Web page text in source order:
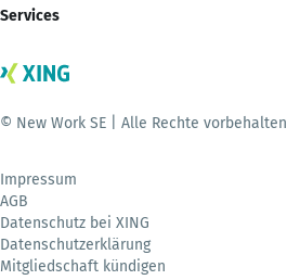
Services
© New Work SE | Alle Rechte vorbehalten
Impressum
AGB
Datenschutz bei XING
Datenschutzerklärung
Mitgliedschaft kündigen